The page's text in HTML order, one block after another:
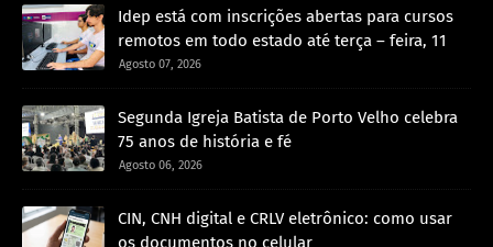
Idep está com inscrições abertas para cursos
remotos em todo estado até terça – feira, 11
Agosto 07, 2026
Segunda Igreja Batista de Porto Velho celebra
75 anos de história e fé
Agosto 06, 2026
CIN, CNH digital e CRLV eletrônico: como usar
os documentos no celular